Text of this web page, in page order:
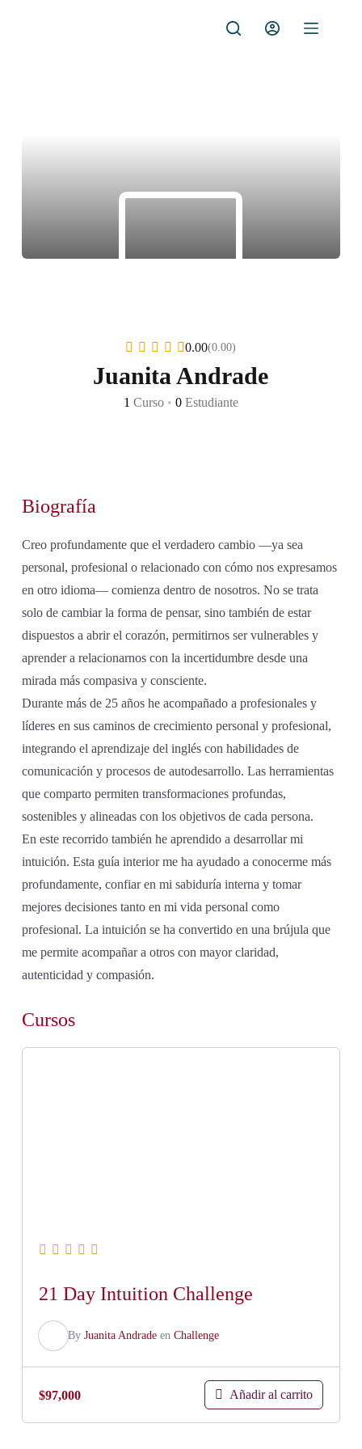
0.00(0.00)
Juanita Andrade
1 Curso • 0Estudiante
Biografía
Creo profundamente que el verdadero cambio —ya sea
personal, profesional o relacionado con cómo nos expresamos
en otro idioma— comienza dentro de nosotros. No se trata
solo de cambiar la forma de pensar, sino también de estar
dispuestos a abrir el corazón, permitirnos ser vulnerables y
aprender a relacionarnos con la incertidumbre desde una
mirada más compasiva y consciente.
Durante más de 25 años he acompañado a profesionales y
líderes en sus caminos de crecimiento personal y profesional,
integrando el aprendizaje del inglés con habilidades de
comunicación y procesos de autodesarrollo. Las herramientas
que comparto permiten transformaciones profundas,
sostenibles y alineadas con los objetivos de cada persona.
En este recorrido también he aprendido a desarrollar mi
intuición. Esta guía interior me ha ayudado a conocerme más
profundamente, confiar en mi sabiduría interna y tomar
mejores decisiones tanto en mi vida personal como
profesional. La intuición se ha convertido en una brújula que
me permite acompañar a otros con mayor claridad,
autenticidad y compasión.
Cursos
21 Day Intuition Challenge
By Juanita Andradeen Challenge
$97,000 Añadir al carrito